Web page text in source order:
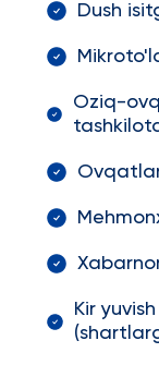
Dush
Oziq-
Kir